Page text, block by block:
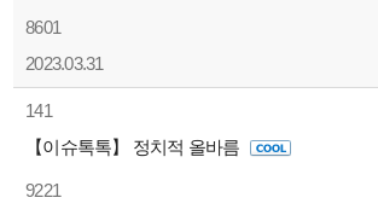
8601
2023.03.31
141
【이슈톡톡】 정치적 올바름
9221